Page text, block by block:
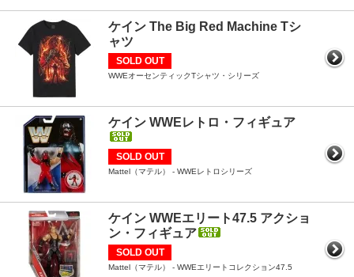
ケイン The Big Red Machine Tシ
ャツ
SOLD OUT
WWEオーセンティックTシャツ・シリーズ
ケイン WWEレトロ・フィギュア
SOLD OUT
Mattel（マテル） - WWEレトロシリーズ
ケイン WWEエリート47.5 アクショ
ン・フィギュア
SOLD OUT
Mattel（マテル） - WWEエリートコレクション47.5